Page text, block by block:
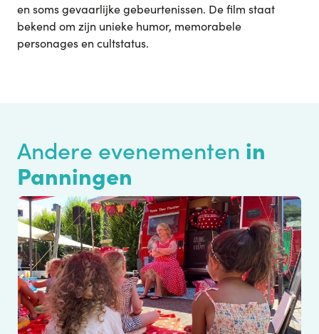
en soms gevaarlijke gebeurtenissen. De film staat
bekend om zijn unieke humor, memorabele
personages en cultstatus.
Andere evenementen in
Panningen